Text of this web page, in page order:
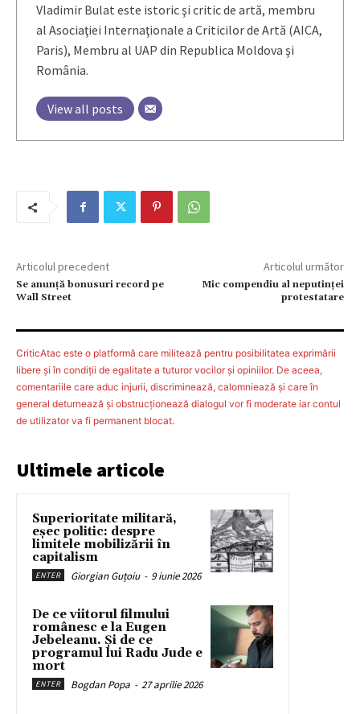
Vladimir Bulat este istoric şi critic de artă, membru
al Asociaţiei Internaţionale a Criticilor de Artă (AICA,
Paris), Membru al UAP din Republica Moldova şi
România.
View all posts
Articolul precedent
Se anunţă bonusuri record pe
Wall Street
Articolul următor
Mic compendiu al neputinţei
protestatare
CriticAtac este o platformă care militează pentru posibilitatea exprimării
libere şi în condiţii de egalitate a tuturor vocilor şi opiniilor. De aceea,
comentariile care aduc injurii, discriminează, calomniează şi care în
general deturnează şi obstrucţionează dialogul vor fi moderate iar contul
de utilizator va fi permanent blocat.
Ultimele articole
Superioritate militară,
eșec politic: despre
limitele mobilizării în
capitalism
ENTER Giorgian Guțoiu - 9 iunie 2026
De ce viitorul filmului
românesc e la Eugen
Jebeleanu. Și de ce
programul lui Radu Jude e
mort
ENTER Bogdan Popa - 27 aprilie 2026